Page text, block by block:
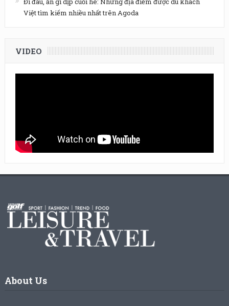
Việt tìm kiếm nhiều nhất trên Agoda
VIDEO
About Us